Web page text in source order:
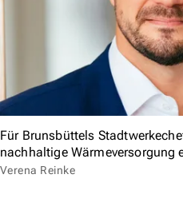
Für Brunsbüttels
nachhaltige Wärmeversorgung
Verena Reinke